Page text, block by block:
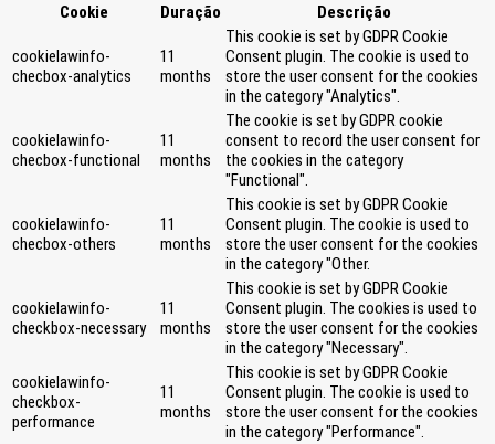
Cookie
Duração Descrição
cookielawinfo-
checbox-analytics
11
months
This cookie is set by GDPR Cookie
Consent plugin. The cookie is used to
store the user consent for the cookies
in the category "Analytics".
cookielawinfo-
checbox-functional
11
months
The cookie is set by GDPR cookie
consent to record the user consent for
the cookies in the category
"Functional".
cookielawinfo-
checbox-others
11
months
This cookie is set by GDPR Cookie
Consent plugin. The cookie is used to
store the user consent for the cookies
in the category "Other.
cookielawinfo-
checkbox-necessary
11
months
This cookie is set by GDPR Cookie
Consent plugin. The cookies is used to
store the user consent for the cookies
in the category "Necessary".
cookielawinfo-
checkbox-
performance
11
months
This cookie is set by GDPR Cookie
Consent plugin. The cookie is used to
store the user consent for the cookies
in the category "Performance".